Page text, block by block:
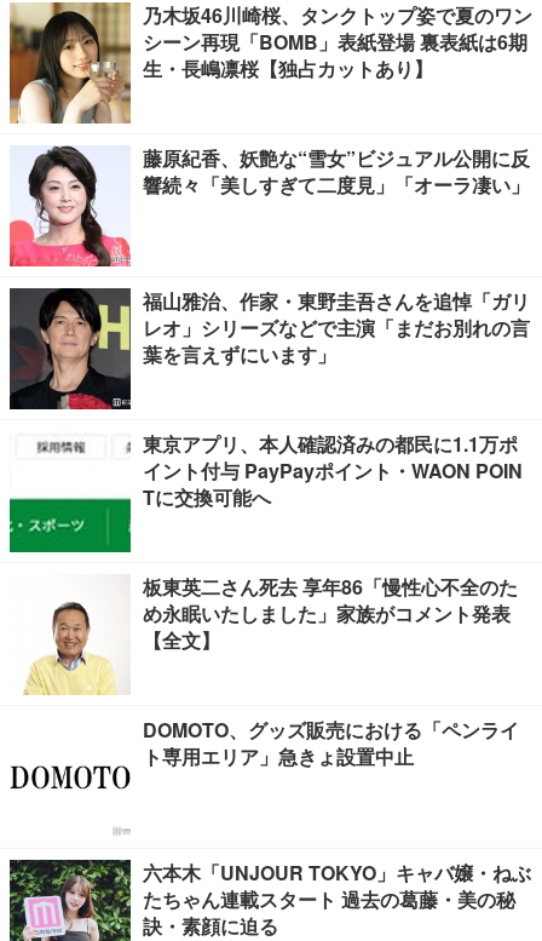
乃木坂46川崎桜、タンクトップ姿で夏のワン
シーン再現「BOMB」表紙登場 裏表紙は6期
生・長嶋凛桜【独占カットあり】
藤原紀香、妖艶な“雪女”ビジュアル公開に反
響続々「美しすぎて二度見」「オーラ凄い」
福山雅治、作家・東野圭吾さんを追悼「ガリ
レオ」シリーズなどで主演「まだお別れの言
葉を言えずにいます」
東京アプリ、本人確認済みの都民に1.1万ポ
イント付与 PayPayポイント・WAON POIN
Tに交換可能へ
板東英二さん死去 享年86「慢性心不全のた
め永眠いたしました」家族がコメント発表
【全文】
DOMOTO、グッズ販売における「ペンライ
ト専用エリア」急きょ設置中止
六本木「UNJOUR TOKYO」キャバ嬢・ねぶ
たちゃん連載スタート 過去の葛藤・美の秘
訣・素顔に迫る